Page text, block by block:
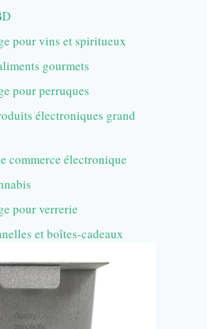
pour vins et spiritueux
gourmets
pour perruques
électroniques grand
commerce électronique
pour verrerie
et boîtes-cadeaux